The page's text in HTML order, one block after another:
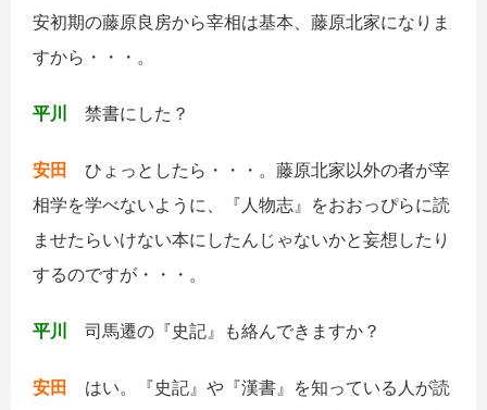
安初期の藤原良房から宰相は基本、藤原北家になりま
すから・・・。
平川 禁書にした？
安田
ひょっとしたら・・・。藤原北家以外の者が宰
相学を学べないように、『人物志』をおおっぴらに読
ませたらいけない本にしたんじゃないかと妄想したり
するのですが・・・。
平川 司馬遷の『史記』も絡んできますか？
安田
はい。『史記』や『漢書』を知っている人が読